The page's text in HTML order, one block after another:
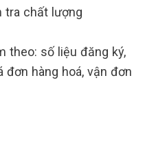
tra chất lượng
theo: số liệu đăng ký,
đơn hàng hoá, vận đơn